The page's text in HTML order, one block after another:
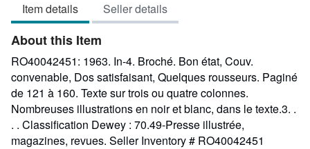
Item details Seller details
About this Item
RO40042451: 1963. In-4. Broché. Bon état, Couv.
convenable, Dos satisfaisant, Quelques rousseurs. Paginé
de 121 à 160. Texte sur trois ou quatre colonnes.
Nombreuses illustrations en noir et blanc, dans le texte.3. .
. . Classification Dewey : 70.49-Presse illustrée,
magazines, revues. Seller Inventory # RO40042451